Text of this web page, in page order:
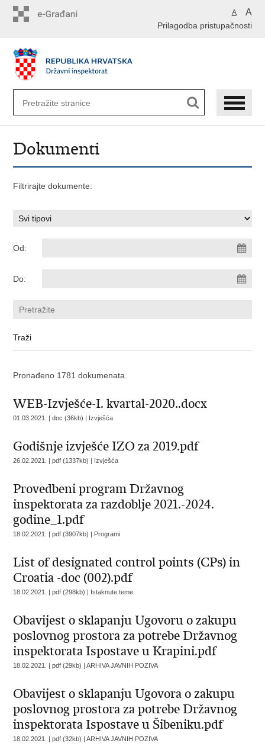
A A
Prilagodba pristupačnosti
Dokumenti
Filtrirajte dokumente:
Od:
Do:
Pronađeno 1781 dokumenata.
WEB-Izvješće-I. kvartal-2020..docx
01.03.2021. | doc (36kb) | Izvješća
Godišnje izvješće IZO za 2019.pdf
26.02.2021. | pdf (1337kb) | Izvješća
Provedbeni program Državnog
inspektorata za razdoblje 2021.-2024.
godine_1.pdf
18.02.2021. | pdf (3907kb) | Programi
List of designated control points (CPs) in
Croatia -doc (002).pdf
18.02.2021. | pdf (298kb) | Istaknute teme
Obavijest o sklapanju Ugovoru o zakupu
poslovnog prostora za potrebe Državnog
inspektorata Ispostave u Krapini.pdf
18.02.2021. | pdf (29kb) |ARHIVA JAVNIH POZIVA
Obavijest o sklapanju Ugovora o zakupu
poslovnog prostora za potrebe Državnog
inspektorata Ispostave u Šibeniku.pdf
18.02.2021. | pdf (32kb) |ARHIVA JAVNIH POZIVA